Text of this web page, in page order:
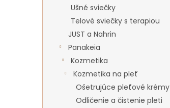
Ušné sviečky
Telové sviečky s terapiou
JUST a Nahrin
Panakeia
Kozmetika
Kozmetika na pleť
Ošetrujúce pleťové krémy
Odličenie a čistenie pleti